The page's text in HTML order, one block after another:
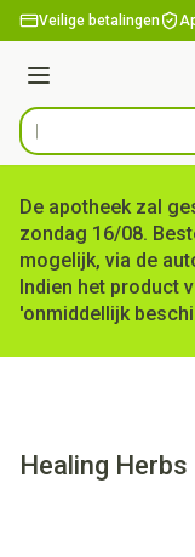
Ga naar de inhoud
Veilige betalingen
Menu
Product, merk,
De apotheek zal
zondag 16/08.
mogelijk, via de
Indien het product
'onmiddellijk
Healing